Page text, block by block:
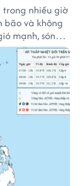
nhiều giờ
bão và không
mạnh, sóng